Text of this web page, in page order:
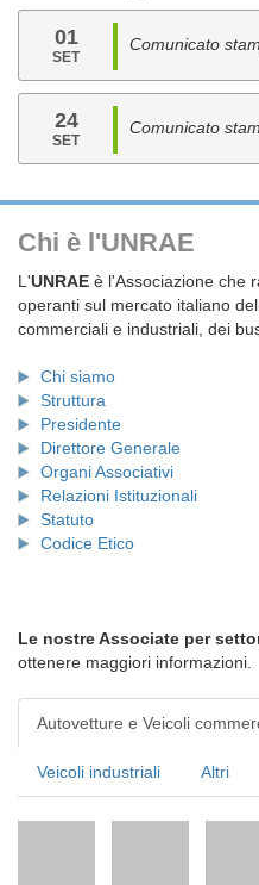
01
SET
Comunicato
24
SET
Comunicato
Chi è l'UNRAE
L'UNRAE è l'Associazione che
operanti sul mercato italiano
commerciali e industriali, dei
Chi siamo
Struttura
Presidente
Direttore Generale
Organi Associativi
Relazioni Istituzionali
Statuto
Codice Etico
Le nostre Associate per
ottenere maggiori informazioni.
Autovetture e Veicoli
Veicoli industriali Altri